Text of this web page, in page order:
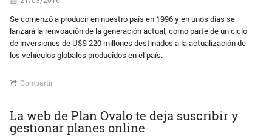
Se comenzó a producir en nuestro país en 1996 y en unos días se
lanzará la renvoación de la generación actual, como parte de un ciclo
de inversiones de U$S 220 millones destinados a la actualización de
los vehículos globales producidos en el país.
Compartir
La web de Plan Ovalo te deja suscribir y
gestionar planes online